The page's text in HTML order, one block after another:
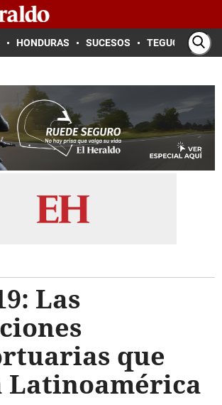
HONDURAS SUCESOS TEGUCIGALPA
Las
que
Latinoamérica